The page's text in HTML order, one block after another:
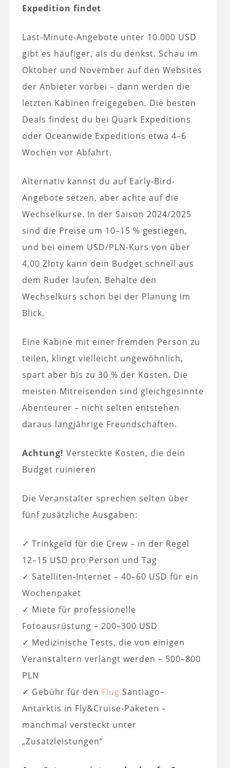
Expedition findet
Last-Minute-Angebote unter 10.000 USD
gibt es häufiger, als du denkst. Schau im
Oktober und November auf den Websites
der Anbieter vorbei – dann werden die
letzten Kabinen freigegeben. Die besten
Deals findest du bei Quark Expeditions
oder Oceanwide Expeditions etwa 4–6
Wochen vor Abfahrt.
Alternativ kannst du auf Early-Bird-
Angebote setzen, aber achte auf die
Wechselkurse. In der Saison 2024/2025
sind die Preise um 10–15 % gestiegen,
und bei einem USD/PLN-Kurs von über
4,00 Zloty kann dein Budget schnell aus
dem Ruder laufen. Behalte den
Wechselkurs schon bei der Planung im
Blick.
Eine Kabine mit einer fremden Person zu
teilen, klingt vielleicht ungewöhnlich,
spart aber bis zu 30 % der Kosten. Die
meisten Mitreisenden sind gleichgesinnte
Abenteurer – nicht selten entstehen
daraus langjährige Freundschaften.
Achtung! Versteckte Kosten, die dein
Budget ruinieren
Die Veranstalter sprechen selten über
fünf zusätzliche Ausgaben:
✓ Trinkgeld für die Crew – in der Regel
12–15 USD pro Person und Tag
✓ Satelliten-Internet – 40–60 USD für ein
Wochenpaket
✓ Miete für professionelle
Fotoausrüstung – 200–300 USD
✓ Medizinische Tests, die von einigen
Veranstaltern verlangt werden – 500–800
PLN
✓ Gebühr für den Flug Santiago–
Antarktis in Fly&Cruise-Paketen –
manchmal versteckt unter
„Zusatzleistungen“